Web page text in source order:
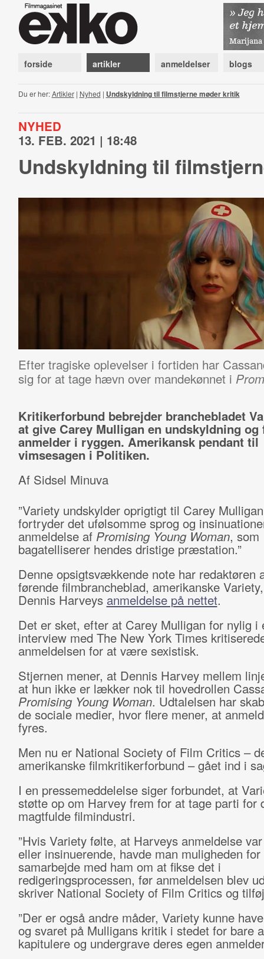
forside artikler anmeldelser blogs
Du er her:Artikler| Nyhed | Undskyldning til filmstjerne møder kritik
NYHED
13. FEB. 2021 | 18:48
Undskyldning til
Efter tragiske oplevelser i fortiden har
sig for at tage hævn over mandekønnet i
Kritikerforbund bebrejder branchebladet
at give Carey Mulligan en undskyldning og
anmelder i ryggen. Amerikansk pendant til
vimsesagen i Politiken.
Af Sidsel Minuva
”Variety undskylder oprigtigt til Carey
fortryder det ufølsomme sprog og
anmeldelse af Promising Young Woman, som
bagatelliserer hendes dristige præstation.”
Denne opsigtsvækkende note har redaktøren
førende filmbrancheblad, amerikanske
Dennis Harveys anmeldelse på nettet.
Det er sket, efter at Carey Mulligan for nylig i
interview med The New York Times
anmeldelsen for at være sexistisk.
Stjernen mener, at Dennis Harvey mellem
at hun ikke er lækker nok til hovedrollen
Promising Young Woman. Udtalelsen har
de sociale medier, hvor flere mener, at
fyres.
Men nu er National Society of Film Critics –
amerikanske filmkritikerforbund – gået ind i
I en pressemeddelelse siger forbundet, at
støtte op om Harvey frem for at tage parti for
magtfulde filmindustri.
”Hvis Variety følte, at Harveys anmeldelse
eller insinuerende, havde man muligheden for
samarbejde med ham om at fikse det i
redigeringsprocessen, før anmeldelsen blev
skriver National Society of Film Critics og
”Der er også andre måder, Variety kunne
og svaret på Mulligans kritik i stedet for bare
kapitulere og undergrave deres egen